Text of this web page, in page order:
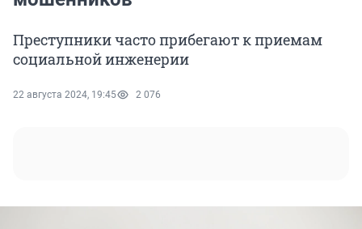
Преступники часто прибегают к приемам
социальной инженерии
22 августа 2024, 19:45 2 076